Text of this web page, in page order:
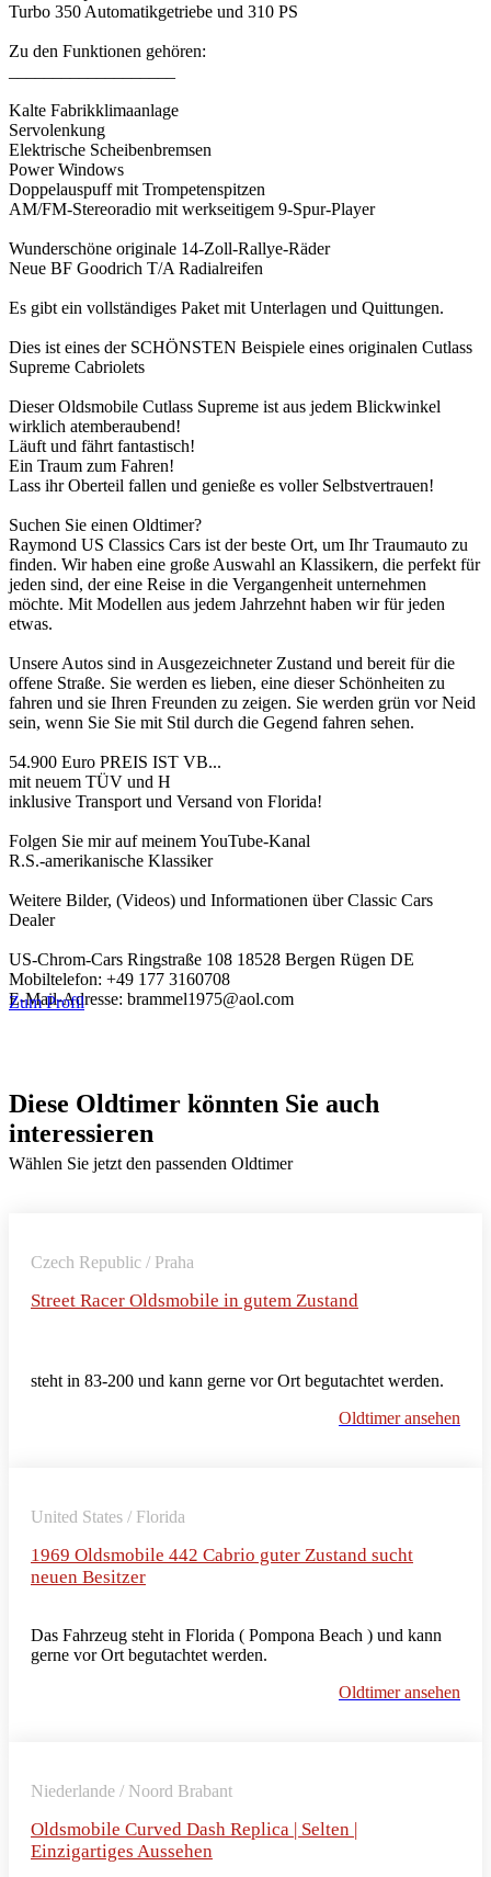
Turbo 350 Automatikgetriebe und 310 PS
Zu den Funktionen gehören:
Kalte Fabrikklimaanlage
Servolenkung
Elektrische Scheibenbremsen
Power Windows
Doppelauspuff mit Trompetenspitzen
AM/FM-Stereoradio mit werkseitigem 9-Spur-Player
Wunderschöne originale 14-Zoll-Rallye-Räder
Neue BF Goodrich T/A Radialreifen
Es gibt ein vollständiges Paket mit Unterlagen und Quittungen.
Dies ist eines der SCHÖNSTEN Beispiele eines originalen Cutlass
Supreme Cabriolets
Dieser Oldsmobile Cutlass Supreme ist aus jedem Blickwinkel
wirklich atemberaubend!
Läuft und fährt fantastisch!
Ein Traum zum Fahren!
Lass ihr Oberteil fallen und genieße es voller Selbstvertrauen!
Suchen Sie einen Oldtimer?
Raymond US Classics Cars ist der beste Ort, um Ihr Traumauto zu
finden. Wir haben eine große Auswahl an Klassikern, die perfekt für
jeden sind, der eine Reise in die Vergangenheit unternehmen
möchte. Mit Modellen aus jedem Jahrzehnt haben wir für jeden
etwas.
Unsere Autos sind in Ausgezeichneter Zustand und bereit für die
offene Straße. Sie werden es lieben, eine dieser Schönheiten zu
fahren und sie Ihren Freunden zu zeigen. Sie werden grün vor Neid
sein, wenn Sie Sie mit Stil durch die Gegend fahren sehen.
54.900 Euro PREIS IST VB...
mit neuem TÜV und H
inklusive Transport und Versand von Florida!
Folgen Sie mir auf meinem YouTube-Kanal
R.S.-amerikanische Klassiker
Weitere Bilder, (Videos) und Informationen über Classic Cars
Dealer
US-Chrom-Cars Ringstraße 108 18528 Bergen Rügen DE
Mobiltelefon: +49 177 3160708
E-Mail-Adresse: brammel1975@aol.com
Zum Profil
Diese Oldtimer könnten Sie auch
interessieren
Wählen Sie jetzt den passenden Oldtimer
Czech Republic / Praha
Street Racer Oldsmobile in gutem Zustand
steht in 83-200 und kann gerne vor Ort begutachtet werden.
Oldtimer ansehen
United States / Florida
1969 Oldsmobile 442 Cabrio guter Zustand sucht
neuen Besitzer
Das Fahrzeug steht in Florida ( Pompona Beach ) und kann
gerne vor Ort begutachtet werden.
Oldtimer ansehen
Niederlande / Noord Brabant
Oldsmobile Curved Dash Replica | Selten |
Einzigartiges Aussehen